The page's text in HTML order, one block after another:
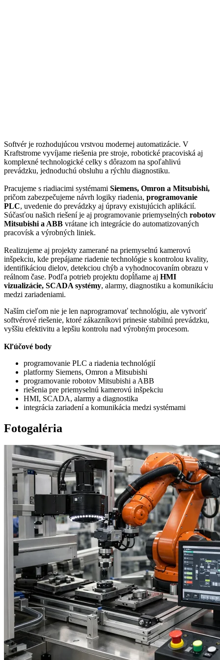
Softvér je rozhodujúcou vrstvou modernej automatizácie. V
Kraftstrome vyvíjame riešenia pre stroje, robotické pracoviská aj
komplexné technologické celky s dôrazom na spoľahlivú
prevádzku, jednoduchú obsluhu a rýchlu diagnostiku.
Pracujeme s riadiacimi systémami Siemens, Omron a Mitsubishi,
pričom zabezpečujeme návrh logiky riadenia, programovanie
PLC, uvedenie do prevádzky aj úpravy existujúcich aplikácií.
Súčasťou našich riešení je aj programovanie priemyselných robotov
Mitsubishi a ABB vrátane ich integrácie do automatizovaných
pracovísk a výrobných liniek.
Realizujeme aj projekty zamerané na priemyselnú kamerovú
inšpekciu, kde prepájame riadenie technológie s kontrolou kvality,
identifikáciou dielov, detekciou chýb a vyhodnocovaním obrazu v
reálnom čase. Podľa potrieb projektu dopĺňame aj HMI
vizualizácie, SCADA systémy, alarmy, diagnostiku a komunikáciu
medzi zariadeniami.
Naším cieľom nie je len naprogramovať technológiu, ale vytvoriť
softvérové riešenie, ktoré zákazníkovi prinesie stabilnú prevádzku,
vyššiu efektivitu a lepšiu kontrolu nad výrobným procesom.
Kľúčové body
programovanie PLC a riadenia technológií
platformy Siemens, Omron a Mitsubishi
programovanie robotov Mitsubishi a ABB
riešenia pre priemyselnú kamerovú inšpekciu
HMI, SCADA, alarmy a diagnostika
integrácia zariadení a komunikácia medzi systémami
Fotogaléria